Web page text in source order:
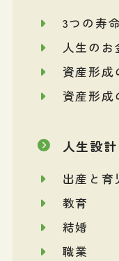
3つの寿
人生のお
資産形成
資産形成
人生設計
出産と育
教育
結婚
職業